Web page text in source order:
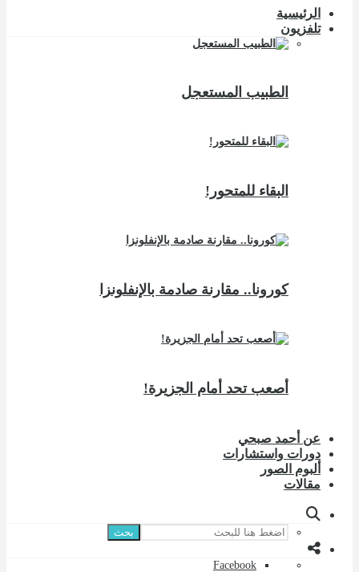
الرئيسية
تلفزيون
الطبيب المستعجل
البقاء للمتحور!
كورونا.. مقارنة صادمة بالإنفلونزا
أصعب تحد أمام الجزيرة!
عن أحمد صبحي
دورات واستشارات
ألبوم الصور
مقالات
بحث
Facebook